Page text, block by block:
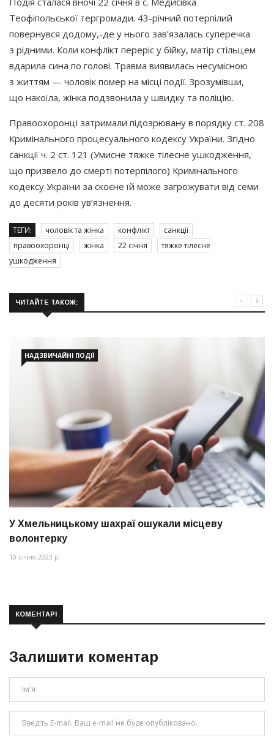
Теофіпольської тергромади. 43-річний потерпілий
повернувся додому,-де у нього зав’язалась суперечка
з рідними. Коли конфлікт переріс у бійку, матір стільцем
вдарила сина по голові. Травма виявилась несумісною
з життям — чоловік помер на місці події. Зрозумівши,
що накоїла, жінка подзвонила у швидку та поліцію.
Правоохоронці затримали підозрювану в порядку ст. 208
Кримінального процесуального кодексу України. Згідно
санкції ч. 2 ст. 121 (Умисне тяжке тілесне ушкодження,
що призвело до смерті потерпілого) Кримінального
кодексу України за скоєне їй може загрожувати від семи
до десяти років ув’язнення.
ТЕГИ: чоловік та жінка конфлікт
санкції
правоохоронці
жінка 22 січня
тяжке тілесне
ушкодження
ЧИТАЙТЕ ТАКОЖ:
НАДЗВИЧАЙНІ ПОДІЇ
У Хмельницькому шахраї ошукали місцеву
волонтерку
10 січня 2023 р.
КОМЕНТАРІ
Залишити коментар